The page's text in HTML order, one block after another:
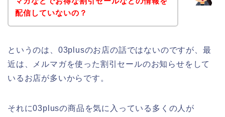
配信していないの？
というのは、03plusのお店の話ではないのですが、最
近は、メルマガを使った割引セールのお知らせをして
いるお店が多いからです。
それに03plusの商品を気に入っている多くの人が